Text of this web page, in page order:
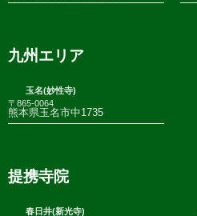
九州エリア
玉名(妙性寺)
〒865-0064
熊本県玉名市中1735
提携寺院
春日井(新光寺)